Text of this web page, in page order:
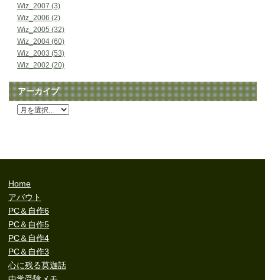
Wiz_2007 (3)
Wiz_2006 (2)
Wiz_2005 (32)
Wiz_2004 (60)
Wiz_2003 (53)
Wiz_2002 (20)
アーカイブ
Home
アバウト
PC＆自作6
PC＆自作5
PC＆自作4
PC＆自作3
心に残る莫迦話